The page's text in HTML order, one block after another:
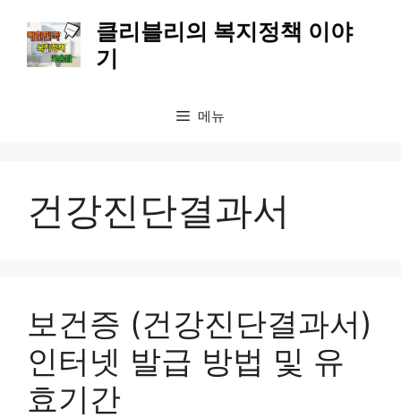
클리블리의 복지정책 이야
기
메뉴
건강진단결과서
보건증 (건강진단결과서)
인터넷 발급 방법 및 유
효기간